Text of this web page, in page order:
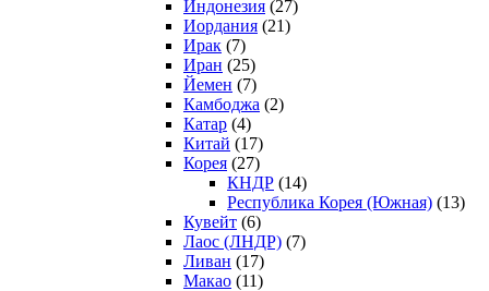
Индонезия (27)
Иордания (21)
Ирак (7)
Иран (25)
Йемен (7)
Камбоджа (2)
Катар (4)
Китай (17)
Корея (27)
КНДР (14)
Республика Корея (Южная) (13)
Кувейт (6)
Лаос (ЛНДР) (7)
Ливан (17)
Макао (11)